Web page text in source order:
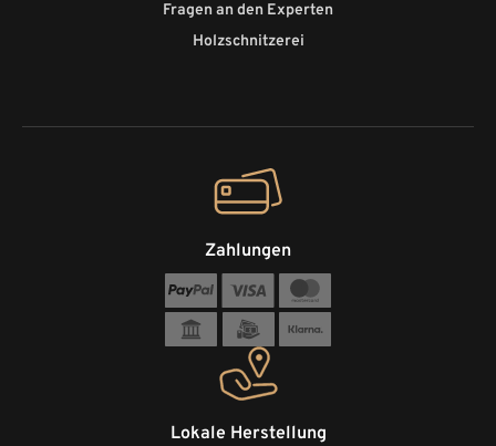
Fragen an den Experten
Holzschnitzerei
Lokale Herstellung
Zahlungen